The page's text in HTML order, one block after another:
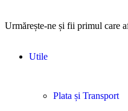
Urmărește-ne și fii primul care
Utile
Plata și Transport